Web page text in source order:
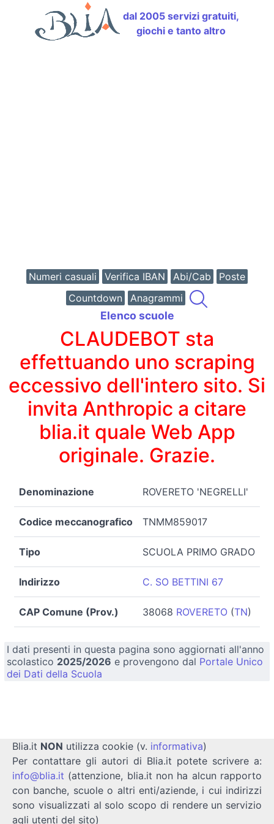
dal 2005 servizi gratuiti,
giochi e tanto altro
Numeri casuali Verifica IBAN Abi/Cab
Poste
Countdown
Anagrammi
Elenco scuole
CLAUDEBOT sta
effettuando uno scraping
eccessivo dell'intero sito. Si
invita Anthropic a citare
blia.it quale Web App
originale. Grazie.
Denominazione ROVERETO 'NEGRELLI'
Codice meccanografico TNMM859017
Tipo SCUOLA PRIMO GRADO
Indirizzo C. SO BETTINI 67
CAP Comune (Prov.) 38068 ROVERETO (TN)
I dati presenti in questa pagina sono aggiornati all'anno
scolastico 2025/2026 e provengono dal Portale Unico
dei Dati della Scuola
Blia.it NON utilizza cookie (v. informativa)
Per contattare gli autori di Blia.it potete scrivere a:
info@blia.it (attenzione, blia.it non ha alcun rapporto
con banche, scuole o altri enti/aziende, i cui indirizzi
sono visualizzati al solo scopo di rendere un servizio
agli utenti del sito)